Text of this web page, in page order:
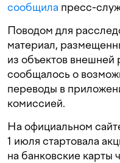
сообщила пресс-
Поводом для
материал,
из объектов
сообщалось о
переводы в
комиссией.
На официальном
1 июля стартовала
на банковские карты